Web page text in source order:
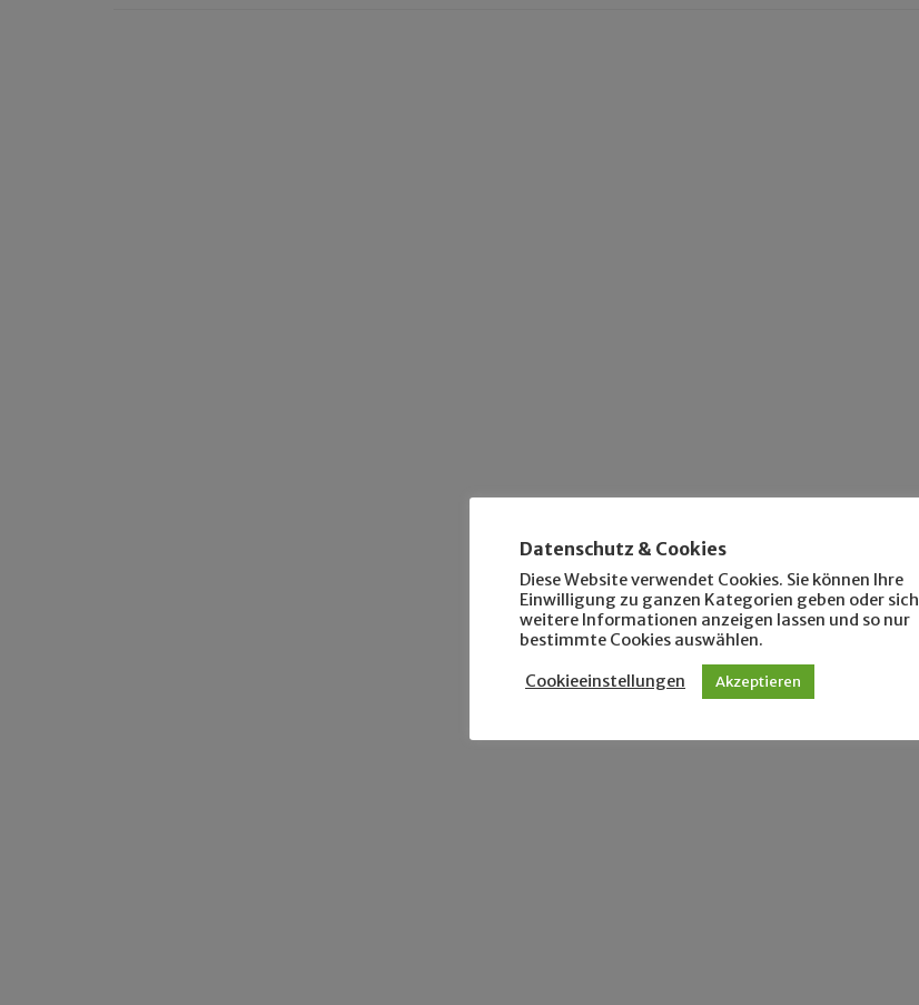
Datenschutz & Cookies
Diese Website verwendet Cookies. Sie können Ihre
Einwilligung zu ganzen Kategorien geben oder sich
weitere Informationen anzeigen lassen und so nur
bestimmte Cookies auswählen.
Cookieeinstellungen Akzeptieren